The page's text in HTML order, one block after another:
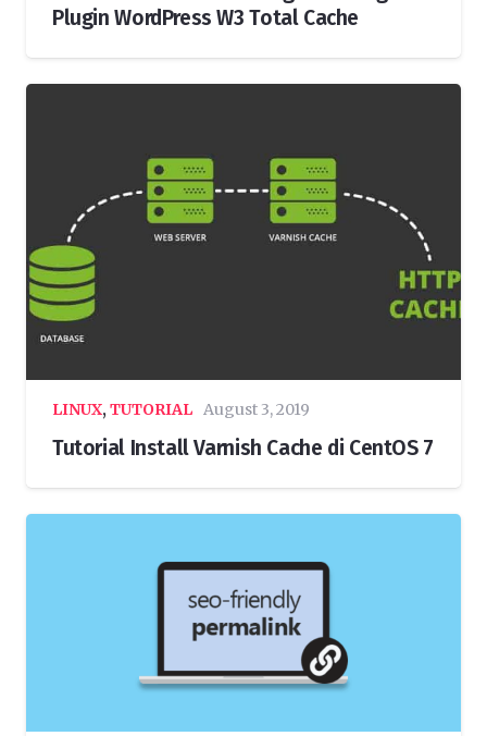
Plugin WordPress W3 Total Cache
LINUX,TUTORIAL August 3, 2019
Tutorial Install Varnish Cache di CentOS 7